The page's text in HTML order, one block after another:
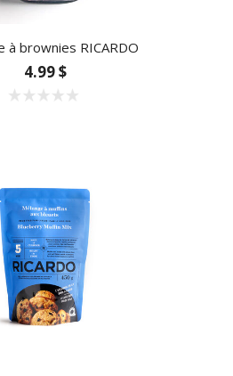
à brownies RICARDO
4.99 $